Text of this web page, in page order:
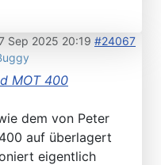
Sep 2025 20:19 #24067
MOT 400
dem von Peter
auf überlagert
eigentlich